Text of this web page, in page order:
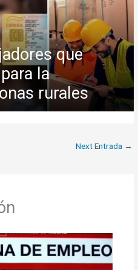
que
la
rurales
Next Entrada →